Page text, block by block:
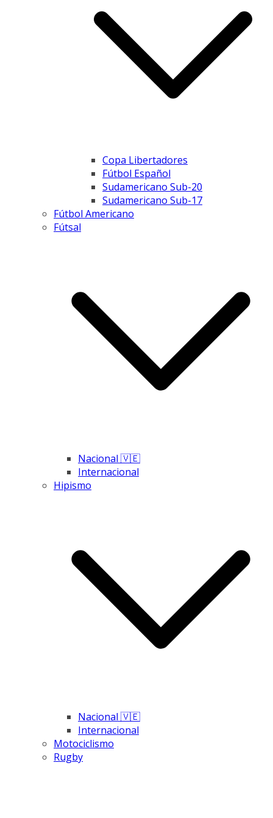
Copa Libertadores
Fútbol Español
Sudamericano Sub-20
Sudamericano Sub-17
Fútbol Americano
Fútsal
Nacional 🇻🇪
Internacional
Hipismo
Nacional 🇻🇪
Internacional
Motociclismo
Rugby